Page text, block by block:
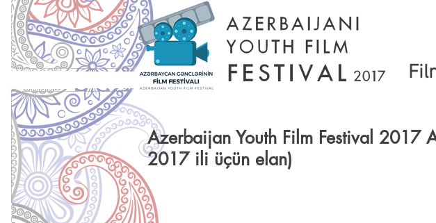
Azerbaijan Youth Film Festival 2017
2017 ili üçün elan)